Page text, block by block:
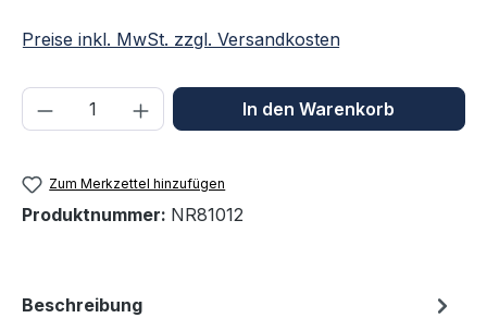
Preise inkl. MwSt. zzgl. Versandkosten
Produkt Anzahl: Gib denIn den Warenkorb
Zum Merkzettel hinzufügen
Produktnummer: NR81012
Beschreibung